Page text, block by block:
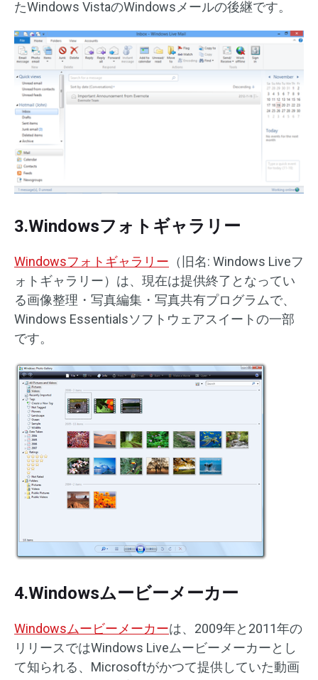
たWindows VistaのWindowsメールの後継です。
3.Windowsフォトギャラリー
Windowsフォトギャラリー （旧名: Windows Liveフ
ォトギャラリー）は、現在は提供終了となってい
る画像整理・写真編集・写真共有プログラムで、
Windows Essentialsソフトウェアスイートの一部
です。
4.Windowsムービーメーカー
Windowsムービーメーカーは、2009年と2011年の
リリースではWindows Liveムービーメーカーとし
て知られる、Microsoftがかつて提供していた動画